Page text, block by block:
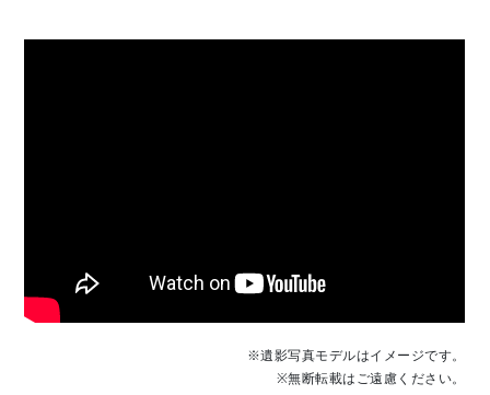
※遺影写真モデルはイメージです。
※無断転載はご遠慮ください。